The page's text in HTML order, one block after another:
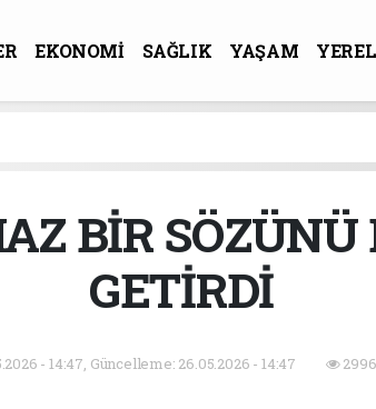
EKONOMİ SAĞLIK YAŞAM
BİR SÖZÜNÜ
GETİRDİ
- 14:47, Güncelleme: 26.05.2026 - 14:47